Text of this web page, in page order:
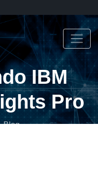
IBM
Pro
Blog